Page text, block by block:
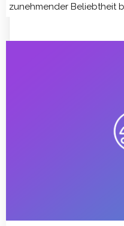
zunehmender Beliebtheit